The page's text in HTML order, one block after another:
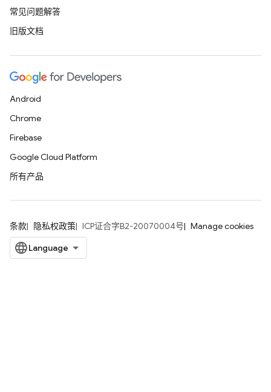
常见问题解答
旧版文档
Android
Chrome
Firebase
Google Cloud Platform
所有产品
条款 隐私权政策 ICP证合字B2-20070004号 Manage cookies